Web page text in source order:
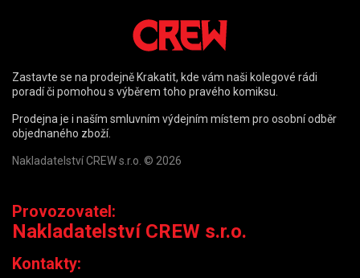
Zastavte se na prodejně Krakatit, kde vám naši kolegové rádi
poradí či pomohou s výběrem toho pravého komiksu.
Prodejna je i naším smluvním výdejním místem pro osobní odběr
objednaného zboží.
Nakladatelství CREW s.r.o. © 2026
Provozovatel:
Nakladatelství CREW s.r.o.
Kontakty: